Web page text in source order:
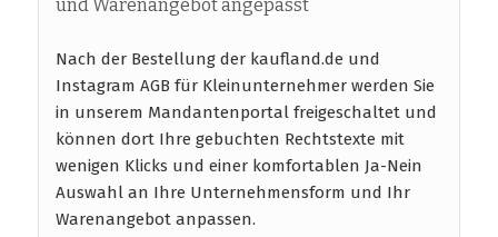
und Warenangebot angepasst
Nach der Bestellung der kaufland.de und
Instagram AGB für Kleinunternehmer werden Sie
in unserem Mandantenportal freigeschaltet und
können dort Ihre gebuchten Rechtstexte mit
wenigen Klicks und einer komfortablen Ja-Nein
Auswahl an Ihre Unternehmensform und Ihr
Warenangebot anpassen.